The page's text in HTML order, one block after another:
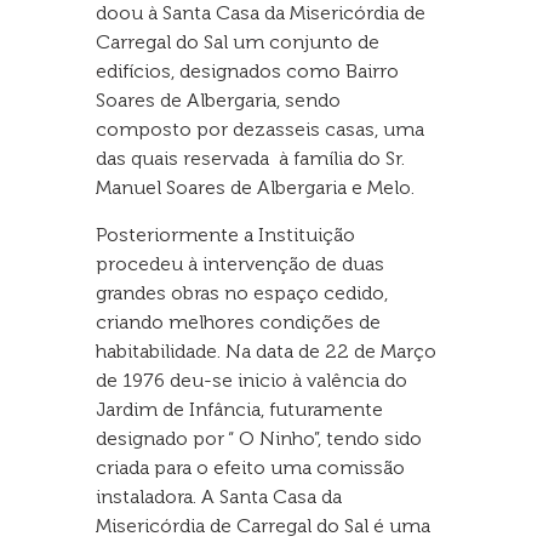
doou à Santa Casa da Misericórdia de
Carregal do Sal um conjunto de
edifícios, designados como Bairro
Soares de Albergaria, sendo
composto por dezasseis casas, uma
das quais reservada à família do Sr.
Manuel Soares de Albergaria e Melo.
Posteriormente a Instituição
procedeu à intervenção de duas
grandes obras no espaço cedido,
criando melhores condições de
habitabilidade. Na data de 22 de Março
de 1976 deu-se inicio à valência do
Jardim de Infância, futuramente
designado por “ O Ninho”, tendo sido
criada para o efeito uma comissão
instaladora. A Santa Casa da
Misericórdia de Carregal do Sal é uma